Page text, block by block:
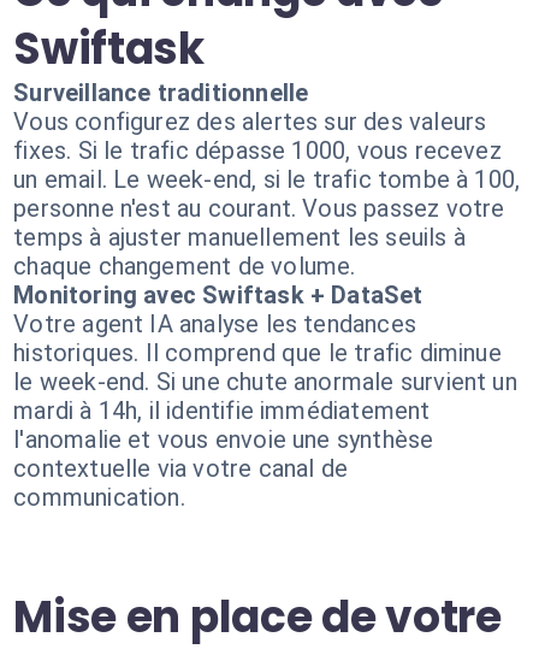
Swiftask
Surveillance traditionnelle
Vous configurez des alertes sur des valeurs
fixes. Si le trafic dépasse 1000, vous recevez
un email. Le week-end, si le trafic tombe à 100,
personne n'est au courant. Vous passez votre
temps à ajuster manuellement les seuils à
chaque changement de volume.
Monitoring avec Swiftask + DataSet
Votre agent IA analyse les tendances
historiques. Il comprend que le trafic diminue
le week-end. Si une chute anormale survient un
mardi à 14h, il identifie immédiatement
l'anomalie et vous envoie une synthèse
contextuelle via votre canal de
communication.
Mise en place de votre